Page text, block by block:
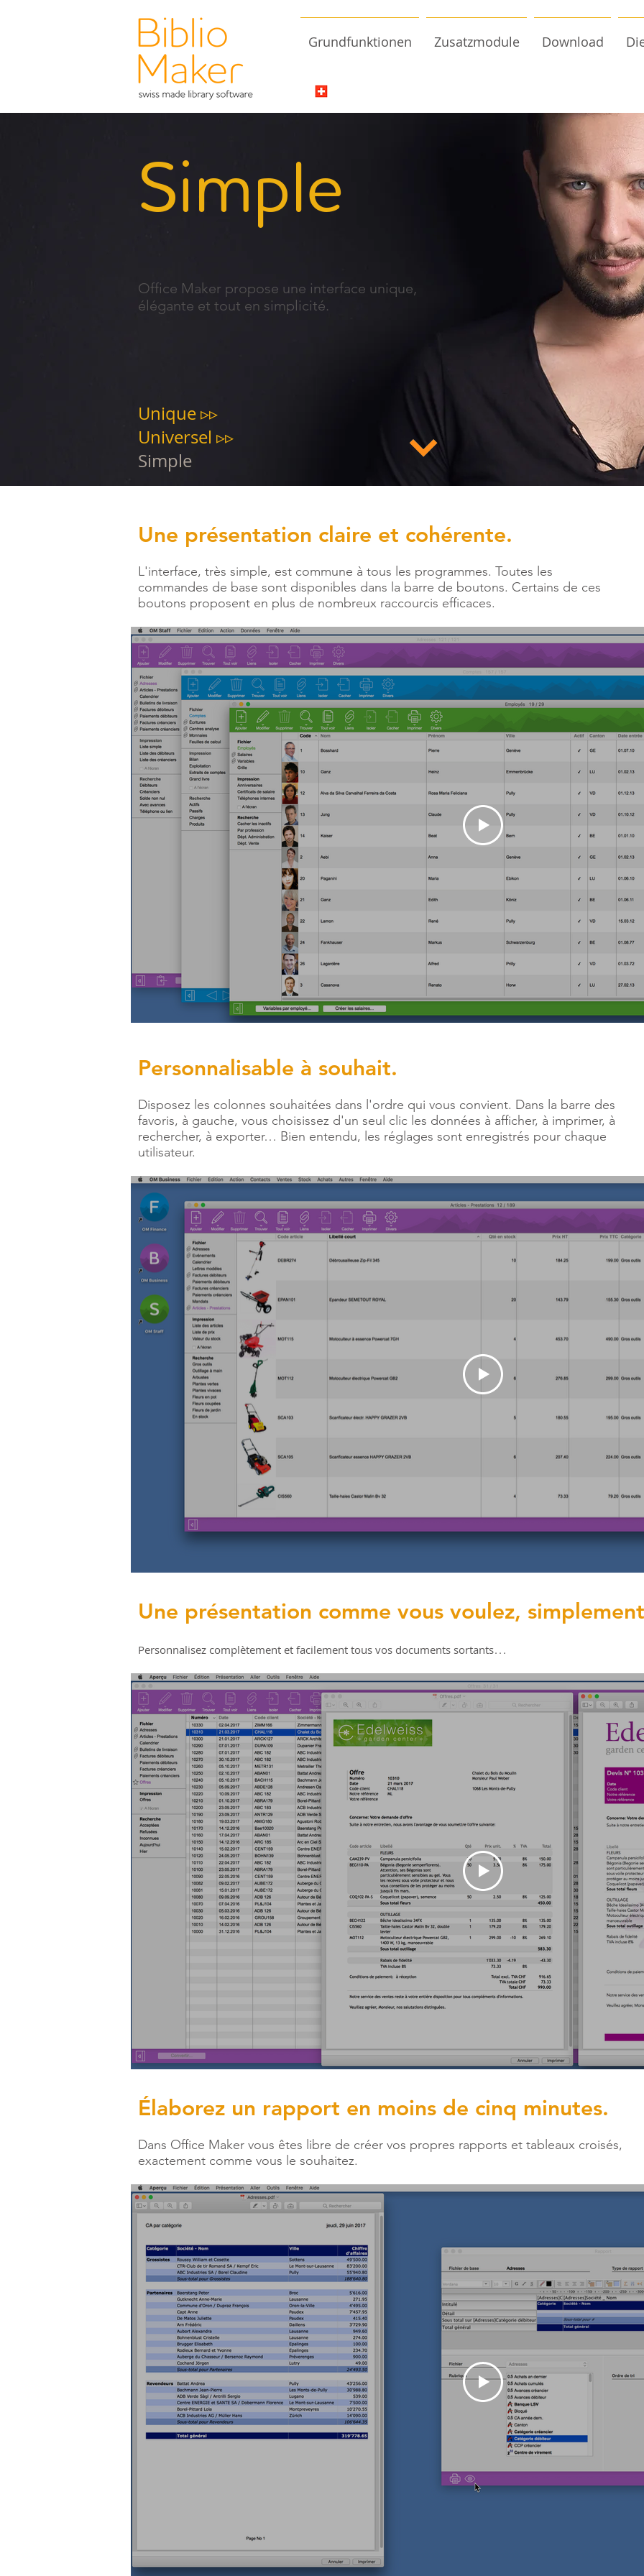
Grundfunktionen Zusatzmodule Download
Simple
Office Maker propose une interface unique,
élégante et tout en simplicité.
Unique ▹▹
Universel ▹▹
Simple
Une présentation claire et cohérente.
L'interface, très simple, est commune à tous les programmes. Toutes les
commandes de base sont disponibles dans la barre de boutons. Certains de ces
boutons proposent en plus de nombreux raccourcis efficaces.
Personnalisable à souhait.
Disposez les colonnes souhaitées dans l'ordre qui vous convient. Dans la barre des
favoris, à gauche, vous choisissez d'un seul clic les données à afficher, à imprimer, à
rechercher, à exporter… Bien entendu, les réglages sont enregistrés pour chaque
utilisateur.
Une présentation comme vous voulez,
Personnalisez complètement et facilement tous vos documents sortants…
Élaborez un rapport en moins de cinq minutes.
​Dans Office Maker vous êtes libre de créer vos propres rapports et tableaux croisés,
exactement comme vous le souhaitez.